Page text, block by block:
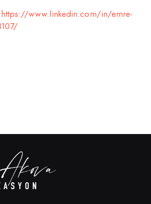
https://www.linkedin.com/in/emre-